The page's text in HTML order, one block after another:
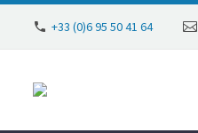
+33 (0)6 95 50 41 64